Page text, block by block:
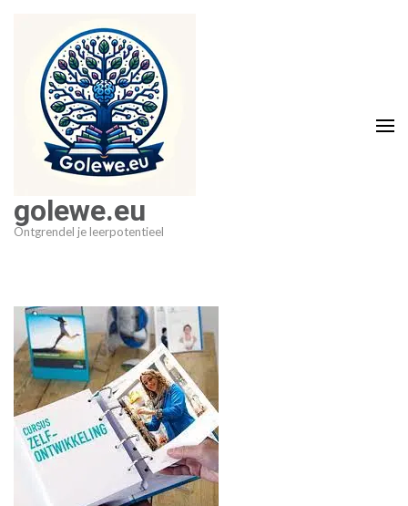
inhoud
golewe.eu
Ontgrendel je leerpotentieel